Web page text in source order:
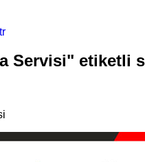
Servisi" etiketli